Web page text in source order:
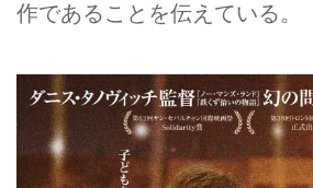
作であることを伝えている。